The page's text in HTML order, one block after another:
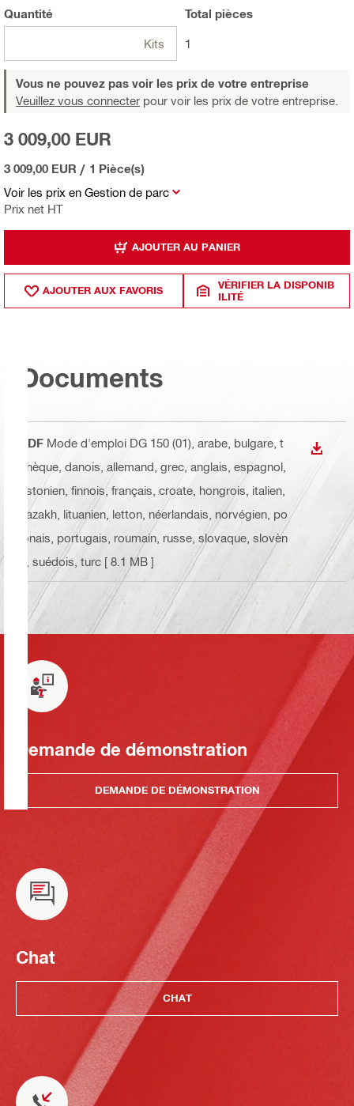
Quantité
Kits
Total pièces
1
Vous ne pouvez pas voir les prix de votre entreprise
Veuillez vous connecter pour voir les prix de votre entreprise.
Voir les prix en Gestion de parc
Prix net HT
3 009,00 EUR
3 009,00 EUR / 1 Pièce(s)
AJOUTER AU PANIER
AJOUTER AUX FAVORIS
VÉRIFIER LA DISPONIB
ILITÉ
Documents
PDF Mode d'emploi DG 150 (01) , arabe, bulgare, t
chèque, danois, allemand, grec, anglais, espagnol,
estonien, finnois, français, croate, hongrois, italien,
kazakh, lituanien, letton, néerlandais, norvégien, po
lonais, portugais, roumain, russe, slovaque, slovèn
e, suédois, turc [ 8.1 MB ]
Demande de démonstration
DEMANDE DE DÉMONSTRATION
Chat
CHAT